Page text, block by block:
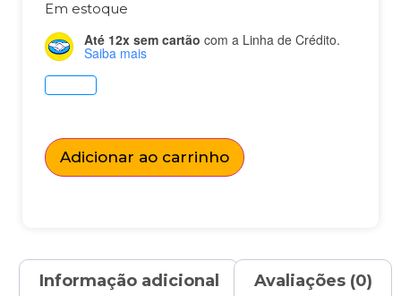
Em estoque
Até 12x sem cartão com a Linha de Crédito.
Saiba mais
Adicionar ao carrinho
Informação adicional Avaliações (0)